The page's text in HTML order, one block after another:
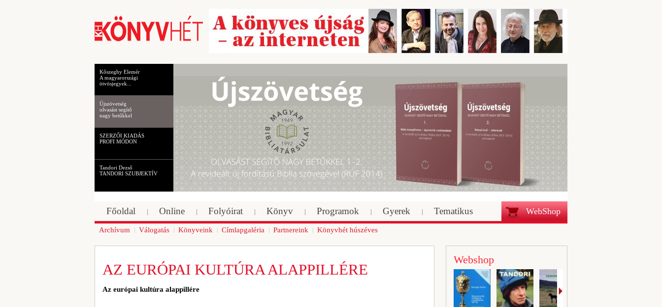
Kőszeghy Elemér
A magyarországi
ötvösjegyek...
Újszövetség
olvasást segítő
nagy betűkkel
SZERZŐI KIADÁS
PROFI MÓDON
Tandori Dezső
TANDORI SZUBJEKTÍV
WebShop
Főoldal Online Folyóirat Könyv Programok Gyerek Tematikus
Archívum Válogatás Könyveink Címlapgaléria Partnereink Könyvhét húszéves
AZ EURÓPAI KULTÚRA ALAPPILLÉRE
Az európai kultúra alappillére
Webshop